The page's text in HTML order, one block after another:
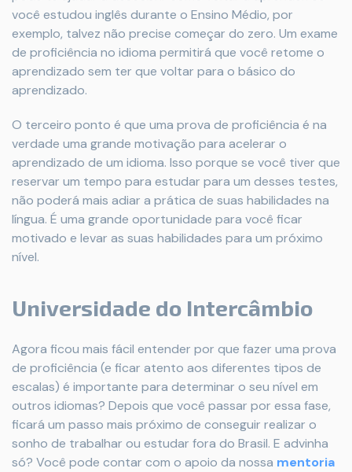
você estudou inglês durante o Ensino Médio, por
exemplo, talvez não precise começar do zero. Um exame
de proficiência no idioma permitirá que você retome o
aprendizado sem ter que voltar para o básico do
aprendizado.
O terceiro ponto é que uma prova de proficiência é na
verdade uma grande motivação para acelerar o
aprendizado de um idioma. Isso porque se você tiver que
reservar um tempo para estudar para um desses testes,
não poderá mais adiar a prática de suas habilidades na
língua. É uma grande oportunidade para você ficar
motivado e levar as suas habilidades para um próximo
nível.
Universidade do Intercâmbio
Agora ficou mais fácil entender por que fazer uma prova
de proficiência (e ficar atento aos diferentes tipos de
escalas) é importante para determinar o seu nível em
outros idiomas? Depois que você passar por essa fase,
ficará um passo mais próximo de conseguir realizar o
sonho de trabalhar ou estudar fora do Brasil. E advinha
só? Você pode contar com o apoio da nossa mentoria